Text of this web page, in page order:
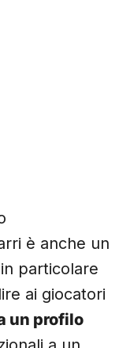
è anche un
particolare
ai giocatori
un profilo